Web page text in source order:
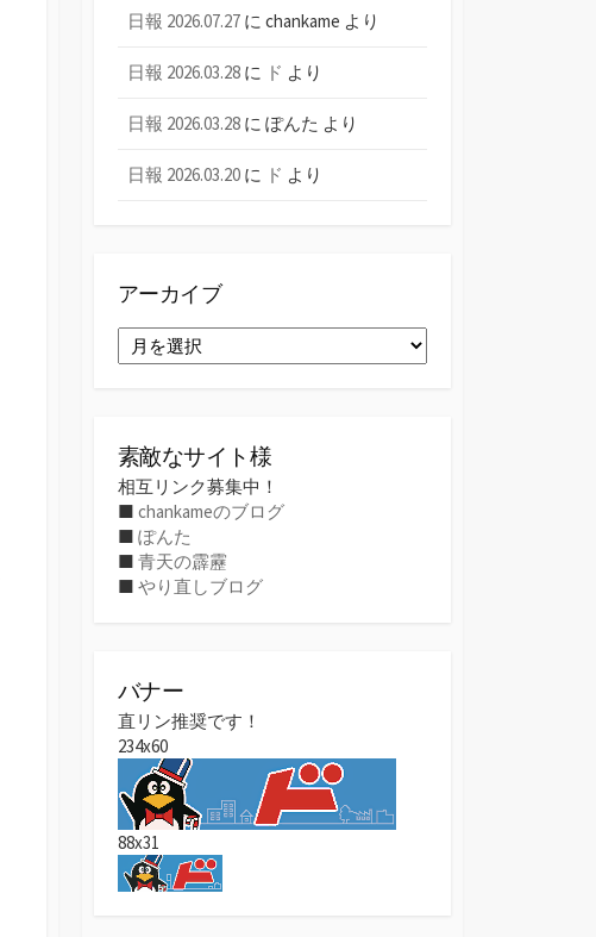
日報 2026.07.27 に chankame より
日報 2026.03.28 に ド より
日報 2026.03.28 に ぽんた より
日報 2026.03.20 に ド より
アーカイブ
ー
素敵なサイト様
相互リンク募集中！
■ chankameのブログ
■ ぽんた
■ 青天の霹靂
■ やり直しブログ
バナー
直リン推奨です！
234x60
88x31